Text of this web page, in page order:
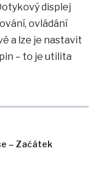
– Začátek
displej
ovládání
a lze je nastavit
– to je utilita